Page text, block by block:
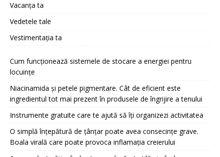
Vacanța ta
Vedetele tale
Vestimentația ta
Cum funcționează sistemele de stocare a energiei pentru
locuințe
Niacinamida și petele pigmentare. Cât de eficient este
ingredientul tot mai prezent în produsele de îngrijire a tenului
Instrumente gratuite care te ajută să îți organizezi activitatea
O simplă înțepătură de țânțar poate avea consecințe grave.
Boala virală care poate provoca inflamația creierului